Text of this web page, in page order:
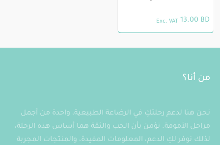
13.00 BD
Exc. VAT
من أنا؟
نحن هنا لدعم رحلتكِ في الرضاعة الطبيعية، واحدة من أجمل
مراحل الأمومة. نؤمن بأن الحب والثقة هما أساس هذه الرحلة،
لذلك نوفر لكِ الدعم، المعلومات المفيدة، والمنتجات المجربة